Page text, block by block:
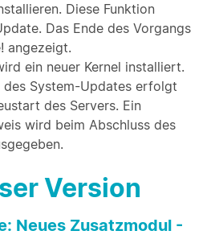
Diese Funktion
Das Ende des Vorgangs
angezeigt.
ein neuer Kernel installiert.
des System-Updates erfolgt
des Servers. Ein
wird beim Abschluss des
Version
Neues Zusatzmodul -